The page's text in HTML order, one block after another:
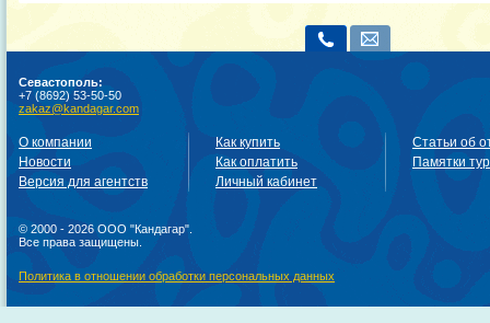
Севастополь:
+7 (8692) 53-50-50
zakaz@kandagar.com
О компании
Новости
Версия для агентств
Как купить
Как оплатить
Личный кабинет
Статьи об
Памятки
© 2000 - 2026 ООО "Кандагар".
Все права защищены.
Политика в отношении обработки персональных данных